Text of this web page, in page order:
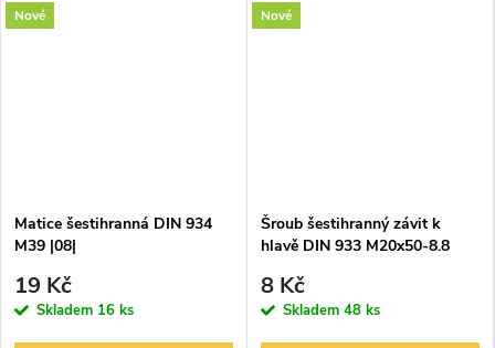
Nové
Matice šestihranná DIN 934
M39 |08|
19 Kč
Skladem 16 ks
Nové
Šroub šestihranný závit k
hlavě DIN 933 M20x50-8.8
8 Kč
Skladem 48 ks